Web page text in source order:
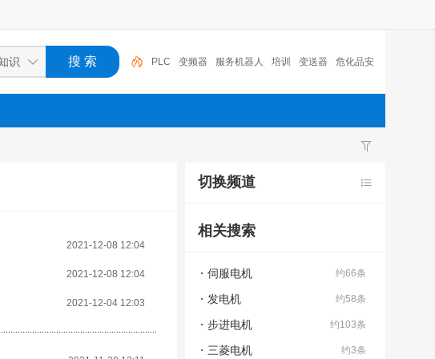
PLC 变频器 服务机器人 培训 变送器 危化品安
全,爆炸 西门子PLC 触摸屏 阀门 电机
2021-12-08 12:04
2021-12-08 12:04
2021-12-04 12:03
切换频道
相关搜索
约66条
伺服电机
约58条
发电机
约103条
步进电机
约3条
三菱电机